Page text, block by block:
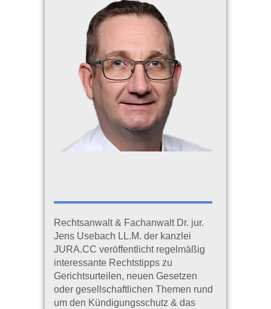
Rechtsanwalt & Fachanwalt Dr. jur.
Jens Usebach LL.M. der kanzlei
JURA.CC veröffentlicht regelmäßig
interessante Rechtstipps zu
Gerichtsurteilen, neuen Gesetzen
oder gesellschaftlichen Themen rund
um den Kündigungsschutz & das